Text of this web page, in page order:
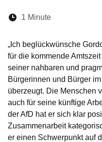
Lesedauer:
1 Minute
„Ich beglückwünsche
für die kommende
seiner nahbaren und
Bürgerinnen und Bürger
überzeugt. Die Menschen
auch für seine künftige
der AfD hat er sich klar
Zusammenarbeit
er einen Schwerpunkt auf